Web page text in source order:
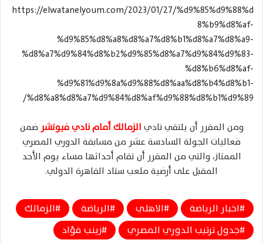
https://elwatanelyoum.com/2023/01/27/%d9%85%d9%88%d
8%b9%d8%af-
%d9%85%d8%a8%d8%a7%d8%b1%d8%a7%d8%a9-
%d8%a7%d9%84%d8%b2%d9%85%d8%a7%d9%84%d9%83-
%d8%b6%d8%af-
%d9%81%d9%8a%d9%88%d8%aa%d8%b4%d8%b1-
%d8%a8%d8%a7%d9%84%d8%af%d9%88%d8%b1%d9%89/
ومن المقرر أن يلتقي نادي الزمالك أمام نادي فيوتشر ضمن
فعاليات الجولة السادسة عشر من مسابقة الدوري المصري
الممتاز، والتي من المقرر أن تقام أحداثها مساء يوم الأحد
المقبل على أرضية ملعب ستاد القاهرة الدولي.
اخبار الرياضة الاهلي الرياضة
الزمالك
جدول ترتيب الدوري المصري
زينب فؤاد